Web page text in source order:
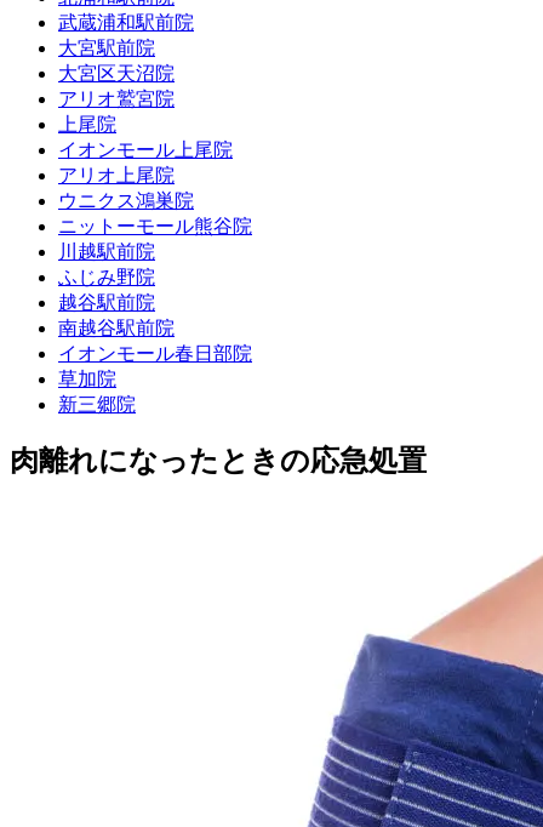
武蔵浦和駅前院
大宮駅前院
大宮区天沼院
アリオ鷲宮院
上尾院
イオンモール上尾院
アリオ上尾院
ウニクス鴻巣院
ニットーモール熊谷院
川越駅前院
ふじみ野院
越谷駅前院
南越谷駅前院
イオンモール春日部院
草加院
新三郷院
肉離れになったときの応急処置